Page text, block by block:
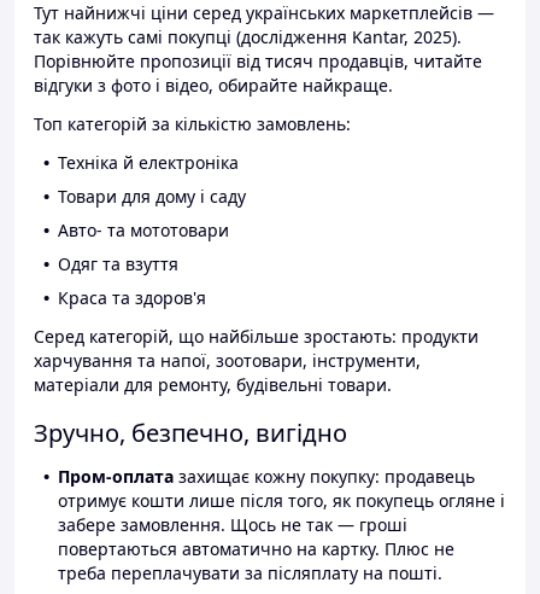
Тут найнижчі ціни серед українських маркетплейсів —
так кажуть самі покупці (дослідження Kantar, 2025).
Порівнюйте пропозиції від тисяч продавців, читайте
відгуки з фото і відео, обирайте найкраще.
Топ категорій за кількістю замовлень:
Техніка й електроніка
Товари для дому і саду
Авто- та мототовари
Одяг та взуття
Краса та здоров'я
Серед категорій, що найбільше зростають: продукти
харчування та напої, зоотовари, інструменти,
матеріали для ремонту, будівельні товари.
Зручно, безпечно, вигідно
Пром-оплата захищає кожну покупку: продавець
отримує кошти лише після того, як покупець огляне і
забере замовлення. Щось не так — гроші
повертаються автоматично на картку. Плюс не
треба переплачувати за післяплату на пошті.